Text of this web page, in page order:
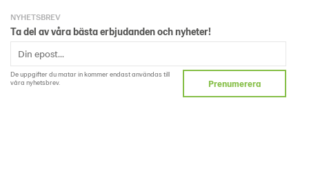
NYHETSBREV
Ta del av våra bästa erbjudanden och nyheter!
De uppgifter du matar in kommer endast användas till
våra nyhetsbrev.
Prenumerera